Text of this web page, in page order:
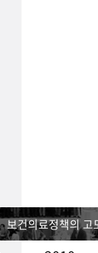
보건의료정책의 고